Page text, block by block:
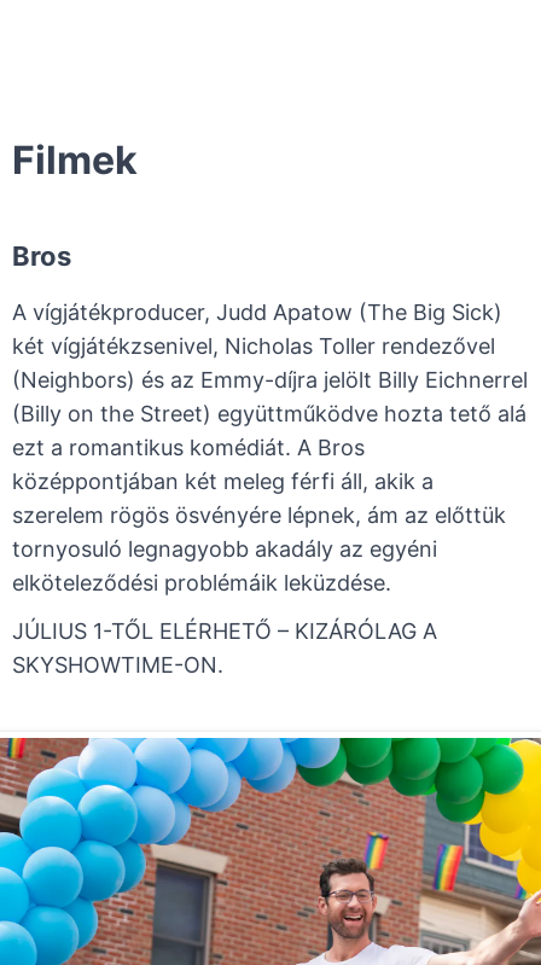
Filmek
Bros
A vígjátékproducer, Judd Apatow (The Big Sick)
két vígjátékzsenivel, Nicholas Toller rendezővel
(Neighbors) és az Emmy-díjra jelölt Billy Eichnerrel
(Billy on the Street) együttműködve hozta tető alá
ezt a romantikus komédiát. A Bros
középpontjában két meleg férfi áll, akik a
szerelem rögös ösvényére lépnek, ám az előttük
tornyosuló legnagyobb akadály az egyéni
elköteleződési problémáik leküzdése.
JÚLIUS 1-TŐL ELÉRHETŐ – KIZÁRÓLAG A
SKYSHOWTIME-ON.